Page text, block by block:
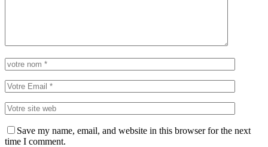
Save my name, email, and website in this browser for the next
time I comment.